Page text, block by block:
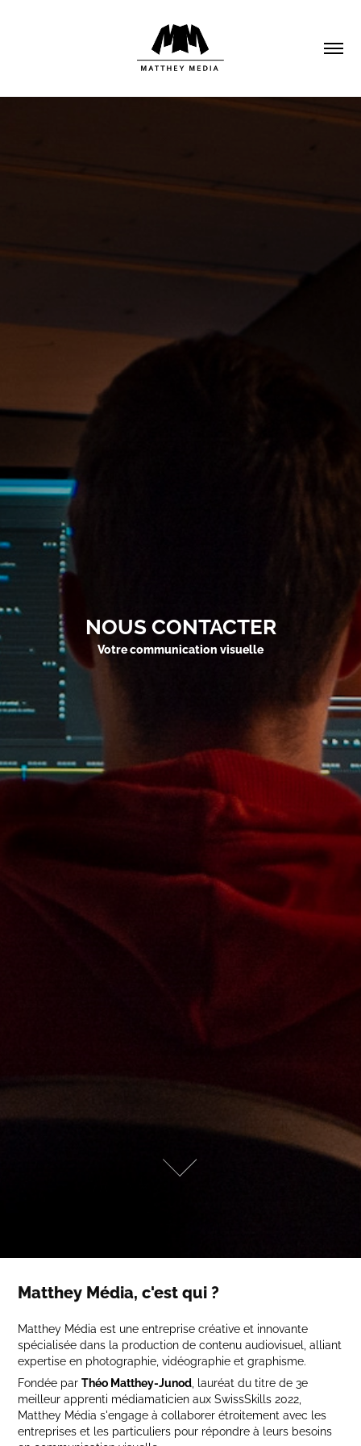
NOUS CONTACTER
Votre communication visuelle
Matthey Média, c'est qui ?
Matthey Média est une entreprise créative et innovante
spécialisée dans la production de contenu audiovisuel, alliant
expertise en photographie, vidéographie et graphisme.
Fondée parThéo Matthey-Junod , lauréat du titre de 3e
meilleur apprenti médiamaticien aux SwissSkills 2022,
Matthey Média s'engage à collaborer étroitement avec les
entreprises et les particuliers pour répondre à leurs besoins